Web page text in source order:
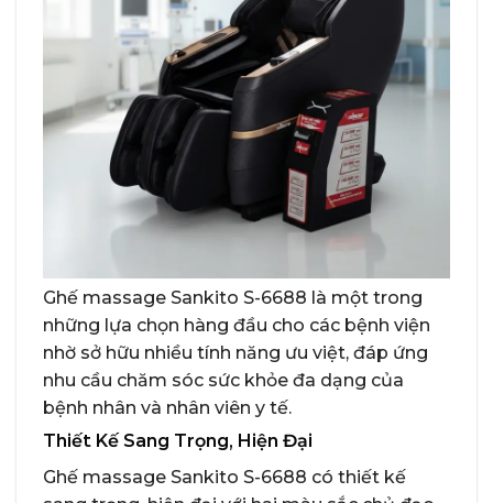
Ghế massage Sankito S-6688 là một trong
những lựa chọn hàng đầu cho các bệnh viện
nhờ sở hữu nhiều tính năng ưu việt, đáp ứng
nhu cầu chăm sóc sức khỏe đa dạng của
bệnh nhân và nhân viên y tế.
Thiết Kế Sang Trọng, Hiện Đại
Ghế massage Sankito S-6688 có thiết kế